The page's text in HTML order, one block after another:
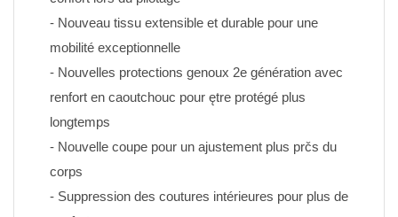
- Nouveau tissu extensible et durable pour une
mobilité exceptionnelle
- Nouvelles protections genoux 2e génération avec
renfort en caoutchouc pour ętre protégé plus
longtemps
- Nouvelle coupe pour un ajustement plus prčs du
corps
- Suppression des coutures intérieures pour plus de